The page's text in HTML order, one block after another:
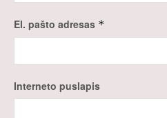
El. pašto adresas *
Interneto puslapis